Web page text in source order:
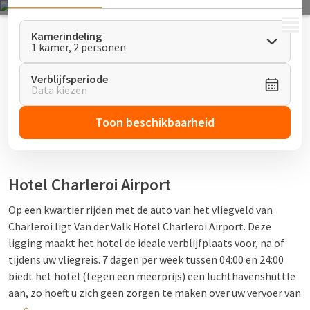
MENU
Kamerindeling
1 kamer, 2 personen
Verblijfsperiode
Data kiezen
Toon beschikbaarheid
Hotel Charleroi Airport
Op een kwartier rijden met de auto van het vliegveld van
Charleroi ligt Van der Valk Hotel Charleroi Airport. Deze
ligging maakt het hotel de ideale verblijfplaats voor, na of
tijdens uw vliegreis. 7 dagen per week tussen 04:00 en 24:00
biedt het hotel (tegen een meerprijs) een luchthavenshuttle
aan, zo hoeft u zich geen zorgen te maken over uw vervoer van